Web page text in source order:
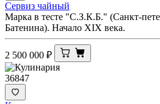
Сервиз чайный
Марка в тесте "С.З.К.Б." (Санкт-
Батенина). Начало XIX века.
2 500 000 ₽
36847